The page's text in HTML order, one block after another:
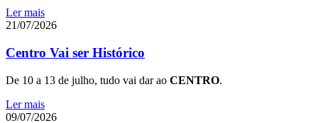
Ler mais
21/07/2026
Centro Vai ser Histórico
De 10 a 13 de julho, tudo vai dar ao CENTRO.
Ler mais
09/07/2026